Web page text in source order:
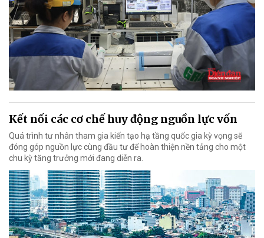
Kết nối các cơ chế huy động nguồn lực vốn
Quá trình tư nhân tham gia kiến tạo hạ tầng quốc gia kỳ vọng sẽ
đóng góp nguồn lực cùng đầu tư để hoàn thiện nền tảng cho một
chu kỳ tăng trưởng mới đang diễn ra.